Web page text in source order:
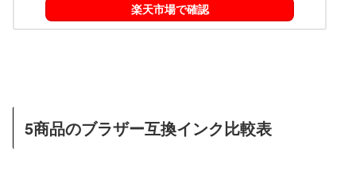
楽天市場で確認
5商品のブラザー互換インク比較表